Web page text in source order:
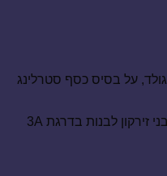
גולד, על בסיס כסף סטרלינג
משובץ באבן זירקון ורודה מרכזית ואבני זירקון לבנות בדרגת 3A